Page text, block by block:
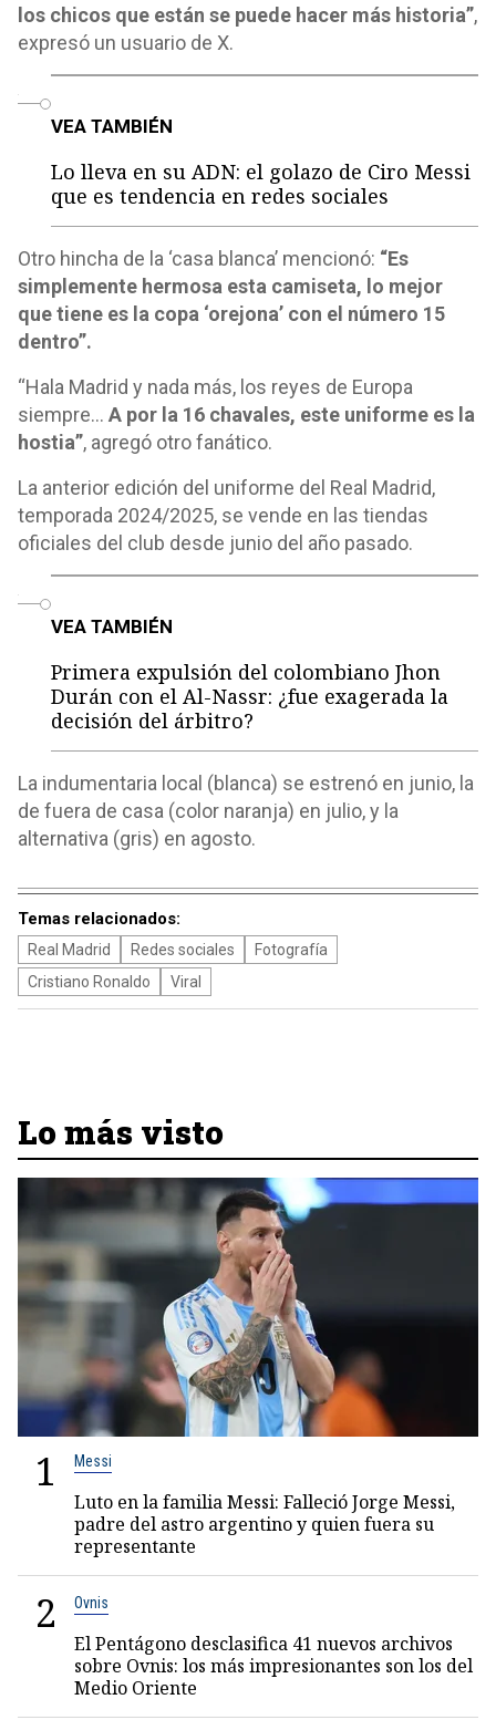
los chicos que están se puede hacer más historia”,
expresó un usuario de X.
VEA TAMBIÉN
Lo lleva en su ADN: el golazo de Ciro Messi
que es tendencia en redes sociales
Otro hincha de la ‘casa blanca’ mencionó: “Es
simplemente hermosa esta camiseta, lo mejor
que tiene es la copa ‘orejona’ con el número 15
dentro”.
“Hala Madrid y nada más, los reyes de Europa
siempre… A por la 16 chavales, este uniforme es la
hostia”, agregó otro fanático.
La anterior edición del uniforme del Real Madrid,
temporada 2024/2025, se vende en las tiendas
oficiales del club desde junio del año pasado.
VEA TAMBIÉN
Primera expulsión del colombiano Jhon
Durán con el Al-Nassr: ¿fue exagerada la
decisión del árbitro?
La indumentaria local (blanca) se estrenó en junio, la
de fuera de casa (color naranja) en julio, y la
alternativa (gris) en agosto.
Temas relacionados:
Real Madrid Redes sociales
Fotografía
Cristiano Ronaldo
Viral
Lo más visto
1 Messi
Luto en la familia Messi: Falleció Jorge Messi,
padre del astro argentino y quien fuera su
representante
2 Ovnis
El Pentágono desclasifica 41 nuevos archivos
sobre Ovnis: los más impresionantes son los del
Medio Oriente